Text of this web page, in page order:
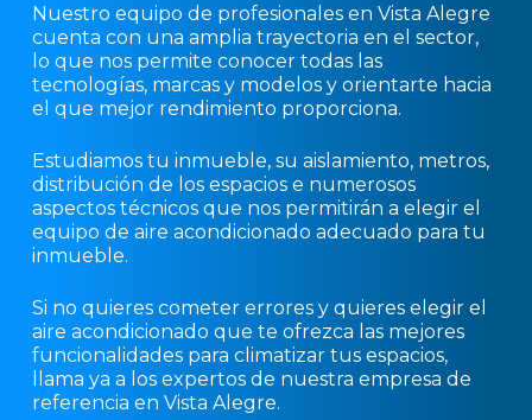
Nuestro equipo de profesionales en Vista Alegre
cuenta con una amplia trayectoria en el sector,
lo que nos permite conocer todas las
tecnologías, marcas y modelos y orientarte hacia
el que mejor rendimiento proporciona.
Estudiamos tu inmueble, su aislamiento, metros,
distribución de los espacios e numerosos
aspectos técnicos que nos permitirán a elegir el
equipo de aire acondicionado adecuado para tu
inmueble.
Si no quieres cometer errores y quieres elegir el
aire acondicionado que te ofrezca las mejores
funcionalidades para climatizar tus espacios,
llama ya a los expertos de nuestra empresa de
referencia en Vista Alegre.